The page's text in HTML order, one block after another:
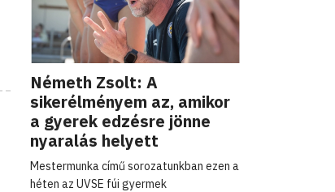
Németh Zsolt: A
sikerélményem az, amikor
a gyerek edzésre jönne
nyaralás helyett
Mestermunka című sorozatunkban ezen a
héten az UVSE fúi gyermek